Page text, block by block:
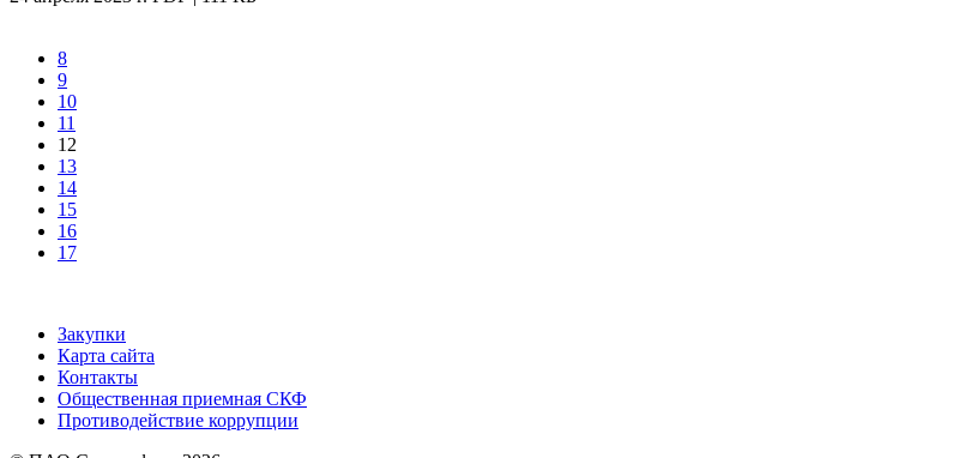
8
9
10
11
12
13
14
15
16
17
Закупки
Карта сайта
Контакты
Общественная приемная СКФ
Противодействие коррупции